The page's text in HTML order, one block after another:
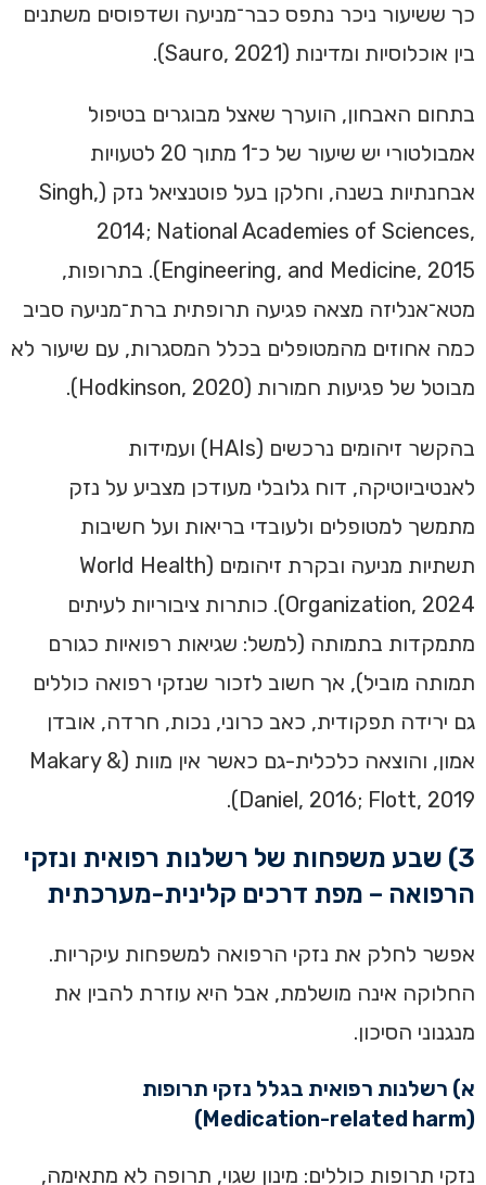
כך ששיעור ניכר נתפס כבר־מניעה ושדפוסים משתנים
בין אוכלוסיות ומדינות (Sauro, 2021).
בתחום האבחון, הוערך שאצל מבוגרים בטיפול
אמבולטורי יש שיעור של כ־1 מתוך 20 לטעויות
אבחנתיות בשנה, וחלקן בעל פוטנציאל נזק (Singh,
2014; National Academies of Sciences,
Engineering, and Medicine, 2015). בתרופות,
מטא־אנליזה מצאה פגיעה תרופתית ברת־מניעה סביב
כמה אחוזים מהמטופלים בכלל המסגרות, עם שיעור לא
מבוטל של פגיעות חמורות (Hodkinson, 2020).
בהקשר זיהומים נרכשים (HAIs) ועמידות
לאנטיביוטיקה, דוח גלובלי מעודכן מצביע על נזק
מתמשך למטופלים ולעובדי בריאות ועל חשיבות
תשתיות מניעה ובקרת זיהומים (World Health
Organization, 2024). כותרות ציבוריות לעיתים
מתמקדות בתמותה (למשל: שגיאות רפואיות כגורם
תמותה מוביל), אך חשוב לזכור שנזקי רפואה כוללים
גם ירידה תפקודית, כאב כרוני, נכות, חרדה, אובדן
אמון, והוצאה כלכלית-גם כאשר אין מוות (Makary &
Daniel, 2016; Flott, 2019).
3) שבע משפחות של רשלנות רפואית ונזקי
הרפואה – מפת דרכים קלינית-מערכתית
אפשר לחלק את נזקי הרפואה למשפחות עיקריות.
החלוקה אינה מושלמת, אבל היא עוזרת להבין את
מנגנוני הסיכון.
א) רשלנות רפואית בגלל נזקי תרופות
(Medication-related harm)
נזקי תרופות כוללים: מינון שגוי, תרופה לא מתאימה,